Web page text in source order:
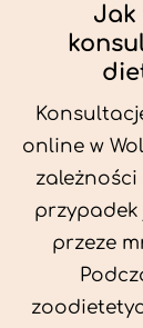
Jak
online w
przeze